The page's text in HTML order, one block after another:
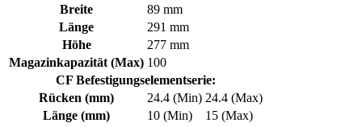
Breite
89 mm
Länge
291 mm
Höhe
277 mm
Magazinkapazität (Max) 100
CF Befestigungselementserie:
Rücken (mm)
24.4 (Min) 24.4 (Max)
Länge (mm)
10 (Min)
15 (Max)